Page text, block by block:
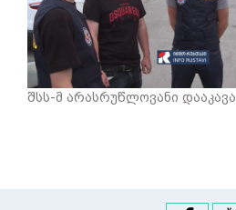
შსს-მ არასრუწლოვანი დააკავა